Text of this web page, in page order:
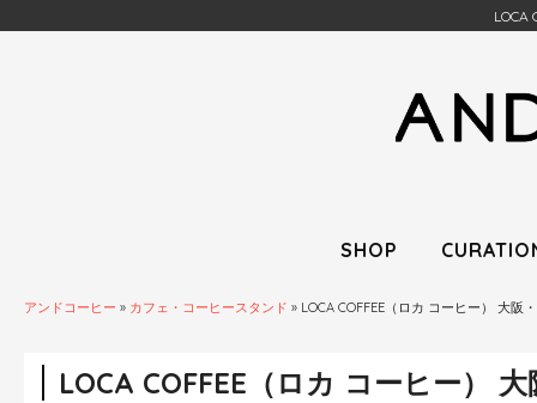
LOCA
SHOP
アンドコーヒー » カフェ・コーヒースタンド » LOCA COFFEE（ロカ コーヒー） 大阪
LOCA COFFEE（ロカ コーヒー）